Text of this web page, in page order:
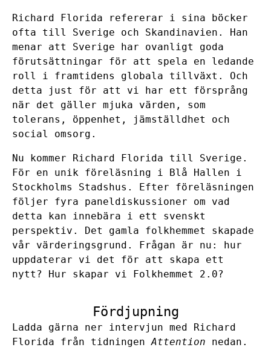
Richard Florida refererar i sina böcker
ofta till Sverige och Skandinavien. Han
menar att Sverige har ovanligt goda
förutsättningar för att spela en ledande
roll i framtidens globala tillväxt. Och
detta just för att vi har ett försprång
när det gäller mjuka värden, som
tolerans, öppenhet, jämställdhet och
social omsorg.
Nu kommer Richard Florida till Sverige.
För en unik föreläsning i Blå Hallen i
Stockholms Stadshus. Efter föreläsningen
följer fyra paneldiskussioner om vad
detta kan innebära i ett svenskt
perspektiv. Det gamla folkhemmet skapade
vår värderingsgrund. Frågan är nu: hur
uppdaterar vi det för att skapa ett
nytt? Hur skapar vi Folkhemmet 2.0?
Fördjupning
Ladda gärna ner intervjun med Richard
Florida från tidningen Attention nedan.